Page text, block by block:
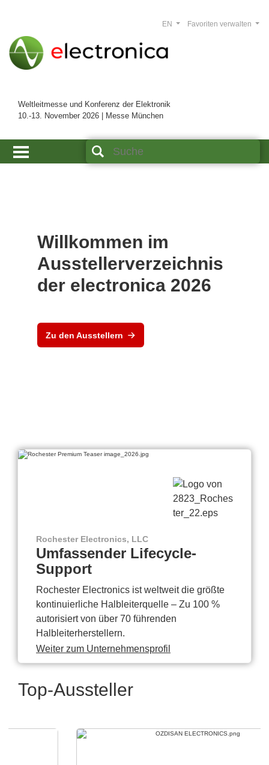
Weltleitmesse und Konferenz der Elektronik
10.-13. November 2026 | Messe München
Favoriten verwalten
EN
Willkommen im
Ausstellerverzeichnis
der electronica 2026
Zu den Ausstellern
Rochester Electronics, LLC
Umfassender Lifecycle-
Support
Rochester Electronics ist weltweit die größte
kontinuierliche Halbleiterquelle – Zu 100 %
autorisiert von über 70 führenden
Halbleiterherstellern.
Weiter zum Unternehmensprofil
Top-Aussteller